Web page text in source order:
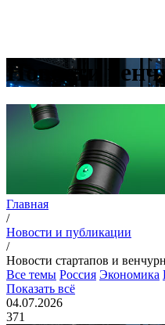
Новости
Главная
/
Новости и публикации
/
Новости стартапов и
Все темы Россия Экономика
Показать всё
04.07.2026
371